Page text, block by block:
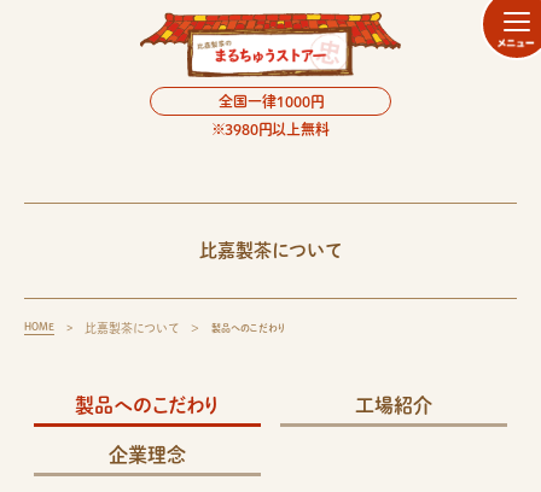
全国一律1000円
※3980円以上無料
比嘉製茶について
HOME 比嘉製茶について 製品へのこだわり
製品へのこだわり 工場紹介
企業理念